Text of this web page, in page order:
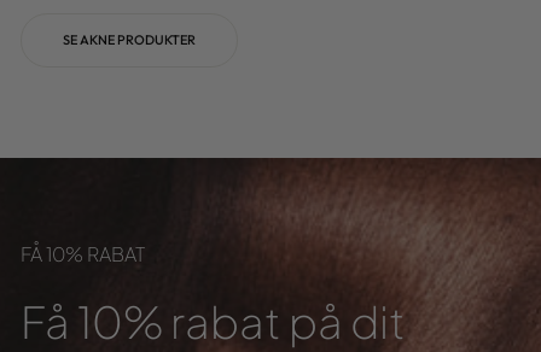
SE AKNE PRODUKTER
FÅ 10% RABAT
Få 10% rabat på dit